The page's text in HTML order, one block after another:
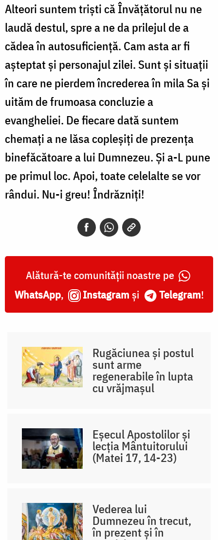
Alteori suntem triști că Învățătorul nu ne
laudă destul, spre a ne da prilejul de a
cădea în autosuficiență. Cam asta ar fi
așteptat și personajul zilei. Sunt și situații
în care ne pierdem încrederea în mila Sa și
uităm de frumoasa concluzie a
evangheliei. De fiecare dată suntem
chemați a ne lăsa copleșiți de prezența
binefăcătoare a lui Dumnezeu. Și a-L pune
pe primul loc. Apoi, toate celelalte se vor
rândui. Nu-i greu! Îndrăzniți!
Alătură-te comunității noastre pe
WhatsApp, Instagram și Telegram!
Rugăciunea și postul
sunt arme
regenerabile în lupta
cu vrăjmașul
Eșecul Apostolilor și
lecția Mântuitorului
(Matei 17, 14-23)
Vederea lui
Dumnezeu în trecut,
în prezent și în